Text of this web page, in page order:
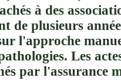
à des
de plusieurs
l'approche
Les
par l'assurance